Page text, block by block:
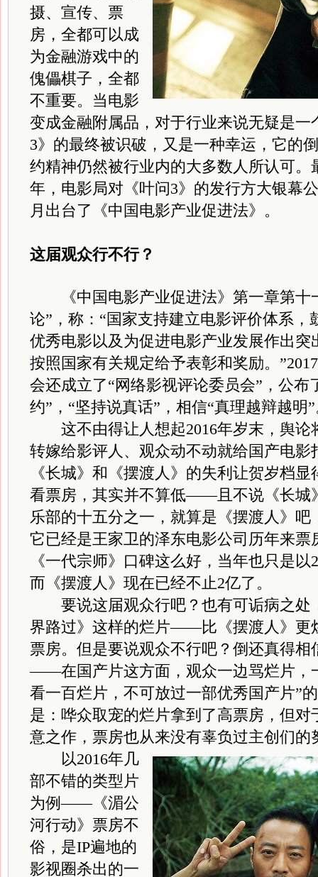
摄、宣传、票
房，全都可以成
为金融游戏中的
傀儡棋子，全都
不重要。当电影
变成金融附属品，对于行业来说无疑是一
3》的最终被识破，又是一种幸运，它的
约精神仍然被行业内的大多数人所认可。
年，电影局对《叶问3》的发行方大银幕
月出台了《中国电影产业促进法》。
这届观众行不行？
《中国电影产业促进法》第一章第十
论”，称：“国家支持建立电影评价体系，
优秀电影以及为促进电影产业发展作出突
按照国家有关规定给予表彰和奖励。
会还成立了“网络影视评论委员会”，公布
约”，“坚持说真话”，相信“真理越辩越明
这不由得让人想起2016年岁末，舆论
转嫁给影评人、观众动不动就给国产电影
《长城》和《摆渡人》的失利让贺岁档
看票房，其实并不算低——且不说《长城
乐部的十五分之一，就算是《摆渡人》吧
它已经是王家卫的泽东电影公司历年来
《一代宗师》口碑这么好，当年也只是
而《摆渡人》现在已经不止2亿了。
要说这届观众行吧？也有可诟病之处
界路过》这样的烂片——比《摆渡人》更
票房。但是要说观众不行吧？倒还真得相
——在国产片这方面，观众一边骂烂片，
看一百烂片，不可放过一部优秀国产片”
是：哗众取宠的烂片拿到了高票房，但对
意之作，票房也从来没有辜负过主创们的
以2016年几
部不错的类型片
为例——《湄公
河行动》票房不
俗，是IP遍地的
影视圈杀出的一